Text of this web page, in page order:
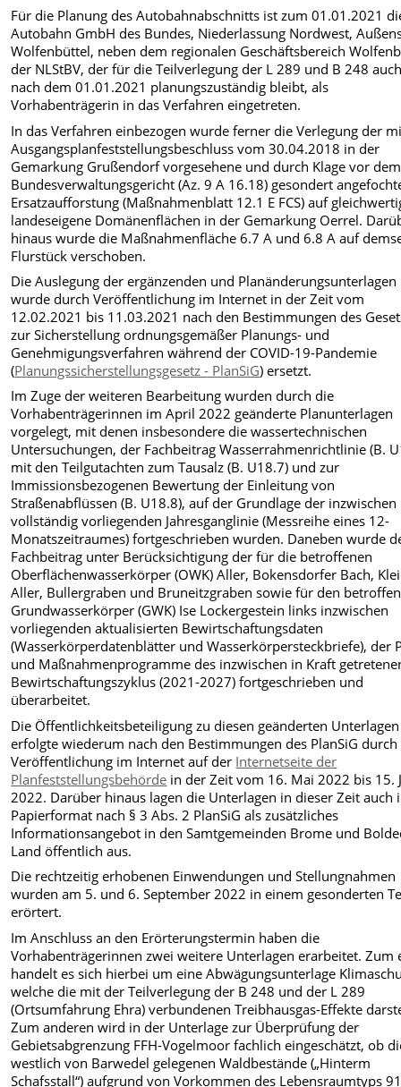
Für die Planung des Autobahnabschnitts ist zum 01.01.2021
Autobahn GmbH des Bundes, Niederlassung Nordwest,
Wolfenbüttel, neben dem regionalen Geschäftsbereich
der NLStBV, der für die Teilverlegung der L 289 und B 248
nach dem 01.01.2021 planungszuständig bleibt, als
Vorhabenträgerin in das Verfahren eingetreten.
In das Verfahren einbezogen wurde ferner die Verlegung der
Ausgangsplanfeststellungsbeschluss vom 30.04.2018 in der
Gemarkung Grußendorf vorgesehene und durch Klage vor dem
Bundesverwaltungsgericht (Az. 9 A 16.18) gesondert
Ersatzaufforstung (Maßnahmenblatt 12.1 E FCS) auf
landeseigene Domänenflächen in der Gemarkung Oerrel.
hinaus wurde die Maßnahmenfläche 6.7 A und 6.8 A auf
Flurstück verschoben.
Die Auslegung der ergänzenden und Planänderungsunterlagen
wurde durch Veröffentlichung im Internet in der Zeit vom
12.02.2021 bis 11.03.2021 nach den Bestimmungen des
zur Sicherstellung ordnungsgemäßer Planungs- und
Genehmigungsverfahren während der COVID-19-Pandemie
(Planungssicherstellungsgesetz - PlanSiG) ersetzt.
Im Zuge der weiteren Bearbeitung wurden durch die
Vorhabenträgerinnen im April 2022 geänderte Planunterlagen
vorgelegt, mit denen insbesondere die wassertechnischen
Untersuchungen, der Fachbeitrag Wasserrahmenrichtlinie (B.
mit den Teilgutachten zum Tausalz (B. U18.7) und zur
Immissionsbezogenen Bewertung der Einleitung von
Straßenabflüssen (B. U18.8), auf der Grundlage der inzwischen
vollständig vorliegenden Jahresganglinie (Messreihe eines 12-
Monatszeitraumes) fortgeschrieben wurden. Daneben wurde
Fachbeitrag unter Berücksichtigung der für die betroffenen
Oberflächenwasserkörper (OWK) Aller, Bokensdorfer Bach,
Aller, Bullergraben und Bruneitzgraben sowie für den
Grundwasserkörper (GWK) Ise Lockergestein links inzwischen
vorliegenden aktualisierten Bewirtschaftungsdaten
(Wasserkörperdatenblätter und Wasserkörpersteckbriefe), der
und Maßnahmenprogramme des inzwischen in Kraft
Bewirtschaftungszyklus (2021-2027) fortgeschrieben und
überarbeitet.
Die Öffentlichkeitsbeteiligung zu diesen geänderten Unterlagen
erfolgte wiederum nach den Bestimmungen des PlanSiG durch
Veröffentlichung im Internet auf der Internetseite der
Planfeststellungsbehörde in der Zeit vom 16. Mai 2022 bis 15.
2022. Darüber hinaus lagen die Unterlagen in dieser Zeit auch
Papierformat nach § 3 Abs. 2 PlanSiG als zusätzliches
Informationsangebot in den Samtgemeinden Brome und
Land öffentlich aus.
Die rechtzeitig erhobenen Einwendungen und Stellungnahmen
wurden am 5. und 6. September 2022 in einem gesonderten
erörtert.
Im Anschluss an den Erörterungstermin haben die
Vorhabenträgerinnen zwei weitere Unterlagen erarbeitet. Zum
handelt es sich hierbei um eine Abwägungsunterlage
welche die mit der Teilverlegung der B 248 und der L 289
(Ortsumfahrung Ehra) verbundenen Treibhausgas-Effekte
Zum anderen wird in der Unterlage zur Überprüfung der
Gebietsabgrenzung FFH-Vogelmoor fachlich eingeschätzt, ob
westlich von Barwedel gelegenen Waldbestände („Hinterm
Schafsstall“) aufgrund von Vorkommen des Lebensraumtyps